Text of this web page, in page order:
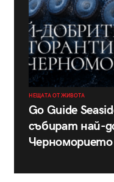
НЕЩАТА ОТ ЖИВОТА
Go Guide
събират най-
Черноморието